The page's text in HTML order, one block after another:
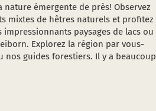
émergente de près! Observez
mixtes de hêtres naturels et profitez
paysages de lacs ou
Explorez la région par vous-
nos guides forestiers. Il y a beaucoup